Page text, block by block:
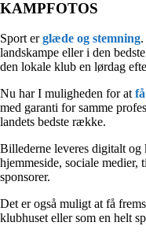
KAMPFOTOS
Sport erglæde og stemning
landskampe eller i den
den lokale klub en lørdag
Nu har I muligheden for at
med garanti for samme
landets bedste række.
Billederne leveres digitalt og
hjemmeside, sociale
sponsorer.
Det er også muligt at få
klubhuset eller som en helt